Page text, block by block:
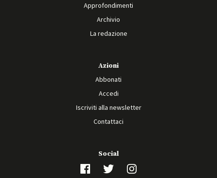
Approfondimenti
Archivio
La redazione
Azioni
Abbonati
Accedi
Iscriviti alla newsletter
Contattaci
Social